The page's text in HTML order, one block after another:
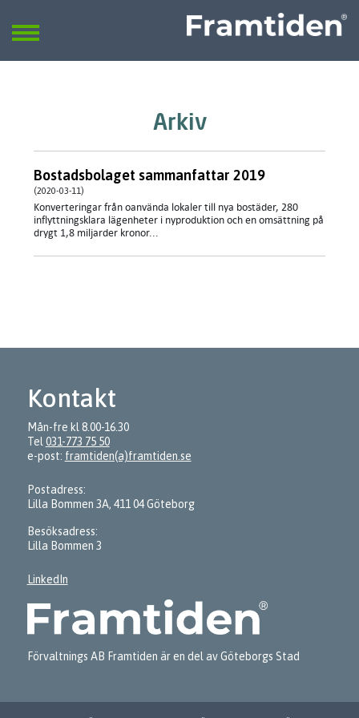
SÖK
Arkiv
Bostadsbolaget sammanfattar 2019
(2020-03-11)
​Konverteringar från oanvända lokaler till nya bostäder, 280
inflyttningsklara lägenheter i nyproduktion och en omsättning på
drygt 1,8 miljarder kronor...
Kontakt
Mån-fre kl 8.00-16.30
Tel 031-773 75 50
e-post: framtiden(a)framtiden.se
Postadress:
Lilla Bommen 3A, 411 04 Göteborg
Besöksadress:
Lilla Bommen 3
LinkedIn
Förvaltnings AB Framtiden är en del av Göteborgs Stad